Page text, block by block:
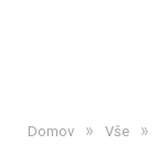
Domov » Vše »